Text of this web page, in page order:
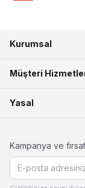
Kurumsal
Müşteri
Yasal
Kampanya ve